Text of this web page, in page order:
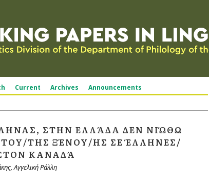
Current Archives Announcements
ΣΤΗΝ ΕΛΛΆΔΑ ΔΕΝ ΝΙΏΘΩ
ΤΗΣ ΞΈΝΟΥ/ΗΣ ΣΕ ΈΛΛΗΝΕΣ/
ΚΑΝΑΔΆ
Αγγελική Ράλλη